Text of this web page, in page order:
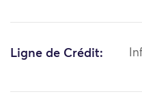
Ligne de Crédit: